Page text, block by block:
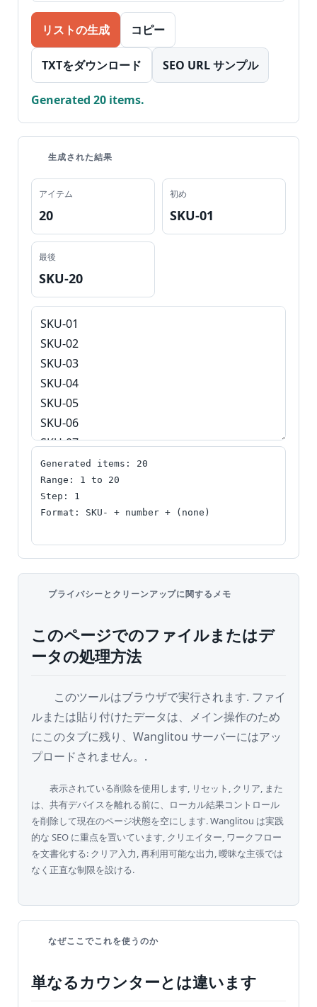
す
る
リストの生成 コピー
TXTをダウンロード SEO URL サンプル
Generated 20 items.
生成された結果
アイテム
20
初め
SKU-01
最後
SKU-20
Generated items: 20
Range: 1 to 20
Step: 1
Format: SKU- + number + (none)
プライバシーとクリーンアップに関するメモ
このページでのファイルまたはデ
ータの処理方法
このツールはブラウザで実行されます. ファイ
ルまたは貼り付けたデータは、メイン操作のため
にこのタブに残り、Wanglitou サーバーにはアッ
プロードされません。.
表示されている削除を使用します, リセット, クリア, また
は、共有デバイスを離れる前に、ローカル結果コントロール
を削除して現在のページ状態を空にします. Wanglitou は実践
的な SEO に重点を置いています, クリエイター, ワークフロー
を文書化する: クリア入力, 再利用可能な出力, 曖昧な主張では
なく正直な制限を設ける.
なぜここでこれを使うのか
単なるカウンターとは違います